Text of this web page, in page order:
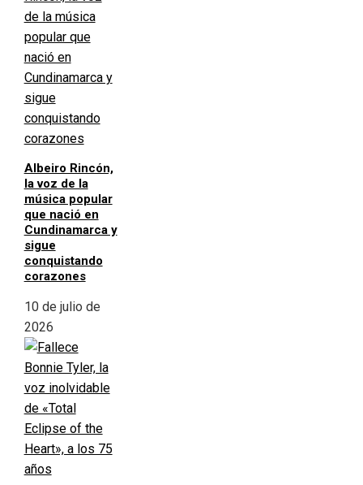
Albeiro Rincón,
la voz de la
música popular
que nació en
Cundinamarca y
sigue
conquistando
corazones
10 de julio de
2026